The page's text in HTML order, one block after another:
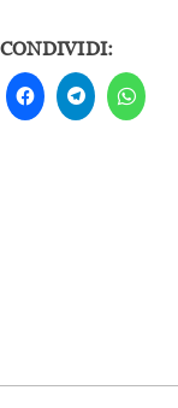
CONDIVIDI:
Fai
clic
per
condividere
Fai
clic
per
condividere
Fai
clic
per